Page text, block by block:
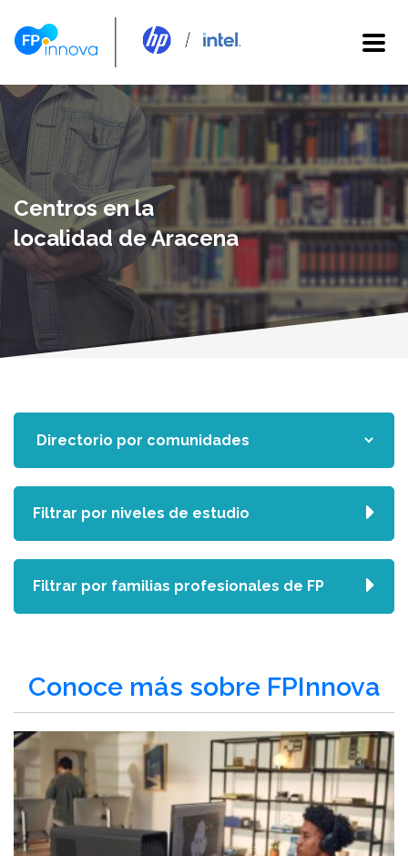
Centros en la
localidad de Aracena
Conoce más sobre FPInnova
Filtrar por niveles de estudio
Filtrar por familias profesionales de FP